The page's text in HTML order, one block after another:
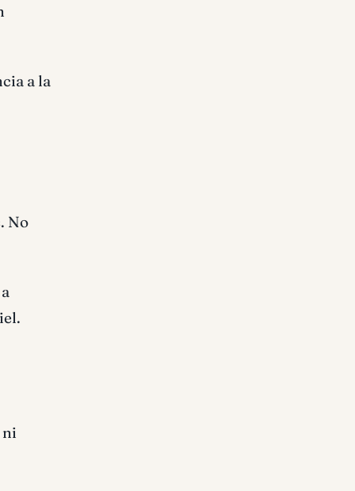
a la
No